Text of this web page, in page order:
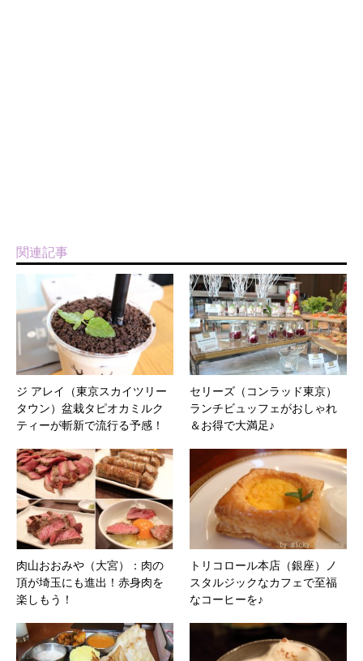
関連記事
ジ アレイ（東京スカイツリー
タウン）盆栽タピオカミルク
ティーが斬新で流行る予感！
セリーズ（コンラッド東京）
ランチビュッフェがおしゃれ
＆お得で大満足♪
肉山おおみや（大宮）：肉の
頂が埼玉にも進出！赤身肉を
楽しもう！
トリコロール本店（銀座）ノ
スタルジックなカフェで至福
なコーヒーを♪